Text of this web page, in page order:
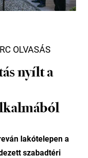
OLVASÁS
nyílt a
lakótelepen a
szabadtéri